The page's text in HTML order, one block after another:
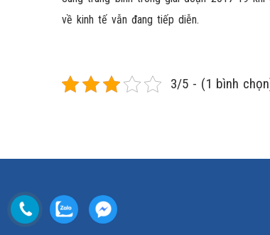
về kinh tế vẫn đang tiếp diễn.
3/5 - (1 bình